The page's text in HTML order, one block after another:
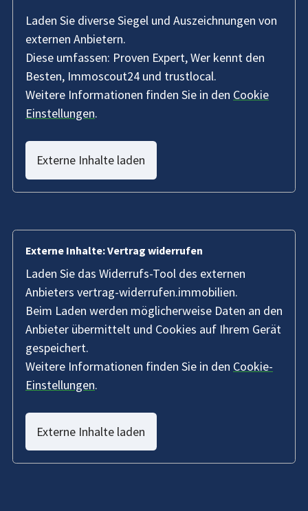
Laden Sie diverse Siegel und Auszeichnungen von
externen Anbietern.
Diese umfassen: Proven Expert, Wer kennt den
Besten, Immoscout24 und trustlocal.
Weitere Informationen finden Sie in den Cookie
Einstellungen.
Externe Inhalte laden
Externe Inhalte: Vertrag widerrufen
Laden Sie das Widerrufs-Tool des externen
Anbieters vertrag-widerrufen.immobilien.
Beim Laden werden möglicherweise Daten an den
Anbieter übermittelt und Cookies auf Ihrem Gerät
gespeichert.
Weitere Informationen finden Sie in den Cookie-
Einstellungen.
Externe Inhalte laden